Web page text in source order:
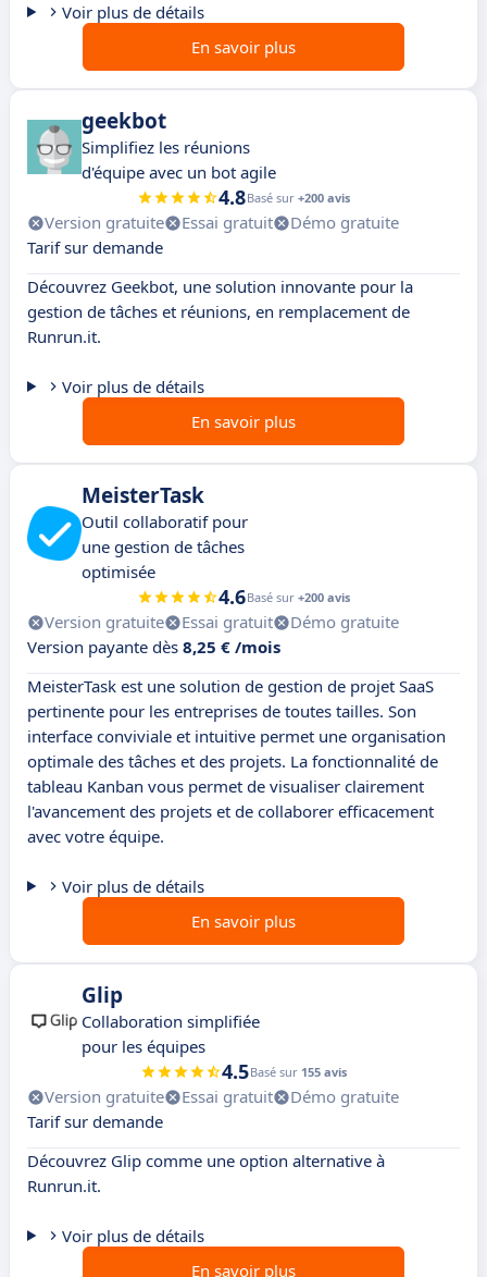
Voir plus de détails
En savoir plus
geekbot
Simplifiez les réunions
d'équipe avec un bot agile
4.8Basé sur +200 avis
Version gratuite Essai gratuit
Démo gratuite
Tarif sur demande
Découvrez Geekbot, une solution innovante pour la
gestion de tâches et réunions, en remplacement de
Runrun.it.
Voir plus de détails
En savoir plus
MeisterTask
Outil collaboratif pour
une gestion de tâches
optimisée
4.6Basé sur +200 avis
Version gratuite Essai gratuit
Démo gratuite
Version payante dès 8,25 € /mois
MeisterTask est une solution de gestion de projet SaaS
pertinente pour les entreprises de toutes tailles. Son
interface conviviale et intuitive permet une organisation
optimale des tâches et des projets. La fonctionnalité de
tableau Kanban vous permet de visualiser clairement
l'avancement des projets et de collaborer efficacement
avec votre équipe.
Voir plus de détails
En savoir plus
Glip
Collaboration simplifiée
pour les équipes
4.5Basé sur 155 avis
Version gratuite Essai gratuit
Démo gratuite
Tarif sur demande
Découvrez Glip comme une option alternative à
Runrun.it.
Voir plus de détails
En savoir plus